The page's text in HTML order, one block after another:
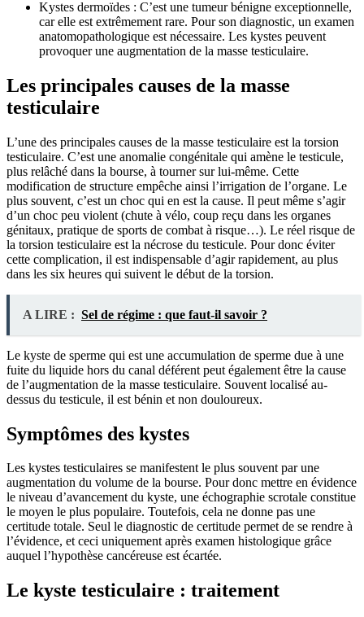
Kystes dermoïdes : C’est une tumeur bénigne exceptionnelle,
car elle est extrêmement rare. Pour son diagnostic, un examen
anatomopathologique est nécessaire. Les kystes peuvent
provoquer une augmentation de la masse testiculaire.
Les principales causes de la masse
testiculaire
L’une des principales causes de la masse testiculaire est la torsion
testiculaire. C’est une anomalie congénitale qui amène le testicule,
plus relâché dans la bourse, à tourner sur lui-même. Cette
modification de structure empêche ainsi l’irrigation de l’organe. Le
plus souvent, c’est un choc qui en est la cause. Il peut même s’agir
d’un choc peu violent (chute à vélo, coup reçu dans les organes
génitaux, pratique de sports de combat à risque…). Le réel risque de
la torsion testiculaire est la nécrose du testicule. Pour donc éviter
cette complication, il est indispensable d’agir rapidement, au plus
dans les six heures qui suivent le début de la torsion.
A LIRE : Sel de régime : que faut-il savoir ?
Le kyste de sperme qui est une accumulation de sperme due à une
fuite du liquide hors du canal déférent peut également être la cause
de l’augmentation de la masse testiculaire. Souvent localisé au-
dessus du testicule, il est bénin et non douloureux.
Symptômes des kystes
Les kystes testiculaires se manifestent le plus souvent par une
augmentation du volume de la bourse. Pour donc mettre en évidence
le niveau d’avancement du kyste, une échographie scrotale constitue
le moyen le plus populaire. Toutefois, cela ne donne pas une
certitude totale. Seul le diagnostic de certitude permet de se rendre à
l’évidence, et ceci uniquement après examen histologique grâce
auquel l’hypothèse cancéreuse est écartée.
Le kyste testiculaire : traitement